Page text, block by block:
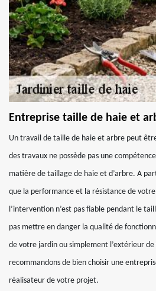
Entreprise taille de haie et
Un travail de taille de haie et arbre peut
des travaux ne possède pas une
matière de taillage de haie et d’arbre. A
que la performance et la résistance de
l’intervention n’est pas fiable pendant le
pas mettre en danger la qualité de
de votre jardin ou simplement l’extérieur
recommandons de bien choisir une
réalisateur de votre projet.